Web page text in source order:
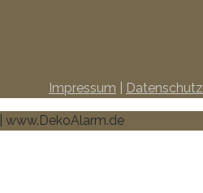
Impressum Datenschutz
www.DekoAlarm.de